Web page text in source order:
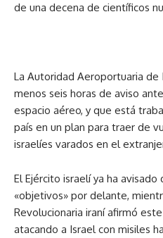
de una decena de científicos
La Autoridad Aeroportuaria de
menos seis horas de aviso
espacio aéreo, y que está
país en un plan para traer de
israelíes varados en el
El Ejército israelí ya ha
«objetivos» por delante,
Revolucionaria iraní afirmó
atacando a Israel con misiles